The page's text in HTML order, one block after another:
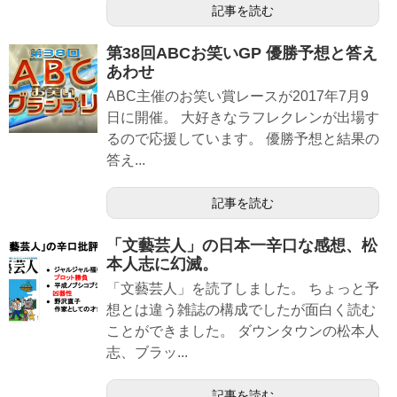
記事を読む
第38回ABCお笑いGP 優勝予想と答え
あわせ
ABC主催のお笑い賞レースが2017年7月9
日に開催。 大好きなラフレクレンが出場す
るので応援しています。 優勝予想と結果の
答え...
記事を読む
「文藝芸人」の日本一辛口な感想、松
本人志に幻滅。
「文藝芸人」を読了しました。 ちょっと予
想とは違う雑誌の構成でしたが面白く読む
ことができました。 ダウンタウンの松本人
志、ブラッ...